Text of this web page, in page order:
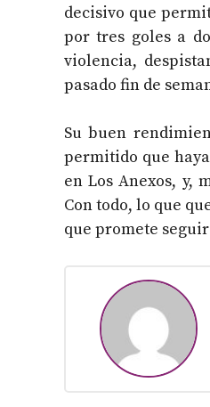
decisivo que
por tres goles a
violencia,
pasado fin de
Su buen
permitido que
en Los Anexos, y,
Con todo, lo que
que promete